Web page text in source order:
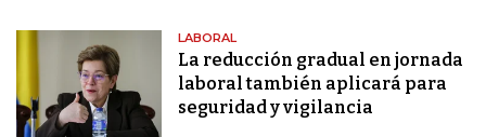
LABORAL
La reducción gradual en jornada
laboral también aplicará para
seguridad y vigilancia